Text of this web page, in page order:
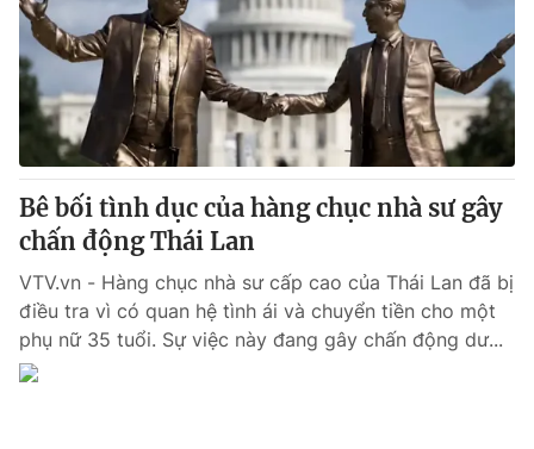
Cơ quan báo chí:Thời báo VTV
Giấy phép hoạt động báo in và báo điện tử số 483/GP-BTTTT
cấp ngày 29/12/2023
Tổng Biên tập:Vũ Thanh Thủy
Phó Tổng Biên tập:Nguyễn Thị Mỹ Hạnh, Phạm Quốc Thắng,
Nguyễn Trọng Ninh
Tổng đài VTV:024.38 355 931 - 024.38 355 932
Ðiện thoại Thời báo VTV:024.66 897 897
toasoan@vtv.vn
Liên hệ quảng cáo:024-7300.7108
Bê bối tình dục của hàng chục nhà sư gây
chấn động Thái Lan
VTV.vn - Hàng chục nhà sư cấp cao của Thái Lan đã bị
điều tra vì có quan hệ tình ái và chuyển tiền cho một
phụ nữ 35 tuổi. Sự việc này đang gây chấn động dư...